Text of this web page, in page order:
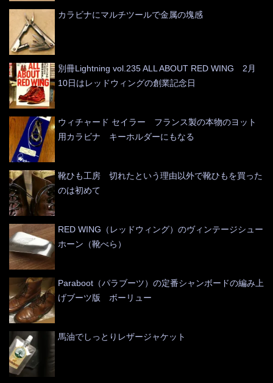
カラビナにマルチツールで金属の塊感
別冊Lightning vol.235 ALL ABOUT RED WING 2月
10日はレッドウィングの創業記念日
ウィチャード セイラー フランス製の本物のヨット
用カラビナ キーホルダーにもなる
靴ひも工房 切れたという理由以外で靴ひもを買った
のは初めて
RED WING（レッドウィング）のヴィンテージシュー
ホーン（靴べら）
Paraboot（パラブーツ）の定番シャンボードの編み上
げブーツ版 ボーリュー
馬油でしっとりレザージャケット